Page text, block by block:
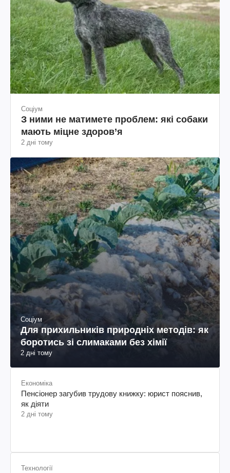
Соціум
З ними не матимете проблем: які собаки
мають міцне здоров’я
2 дні тому
Соціум
Для прихильників природніх методів: як
боротись зі слимаками без хімії
2 дні тому
Економіка
Пенсіонер загубив трудову книжку: юрист пояснив,
як діяти
2 дні тому
Технології